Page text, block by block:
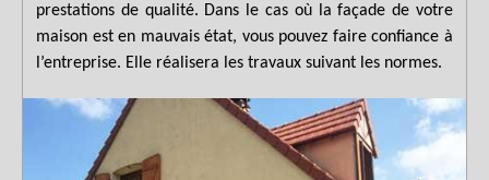
prestations de qualité. Dans le cas où la façade de votre
maison est en mauvais état, vous pouvez faire confiance à
l’entreprise. Elle réalisera les travaux suivant les normes.